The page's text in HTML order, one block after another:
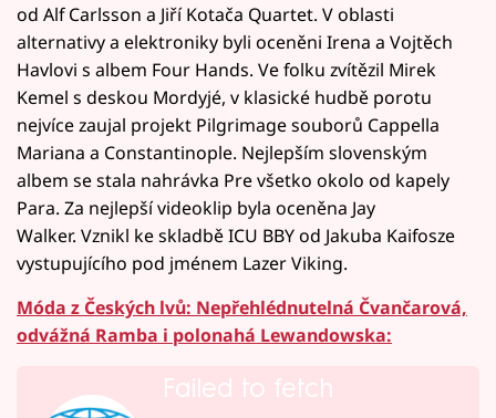
od Alf Carlsson a Jiří Kotača Quartet. V oblasti
alternativy a elektroniky byli oceněni Irena a Vojtěch
Havlovi s albem Four Hands. Ve folku zvítězil Mirek
Kemel s deskou Mordyjé, v klasické hudbě porotu
nejvíce zaujal projekt Pilgrimage souborů Cappella
Mariana a Constantinople. Nejlepším slovenským
albem se stala nahrávka Pre všetko okolo od kapely
Para. Za nejlepší videoklip byla oceněna Jay
Walker. Vznikl ke skladbě ICU BBY od Jakuba Kaifosze
vystupujícího pod jménem Lazer Viking.
Móda z Českých lvů: Nepřehlédnutelná Čvančarová,
odvážná Ramba i polonahá Lewandowska:
Failed to fetch